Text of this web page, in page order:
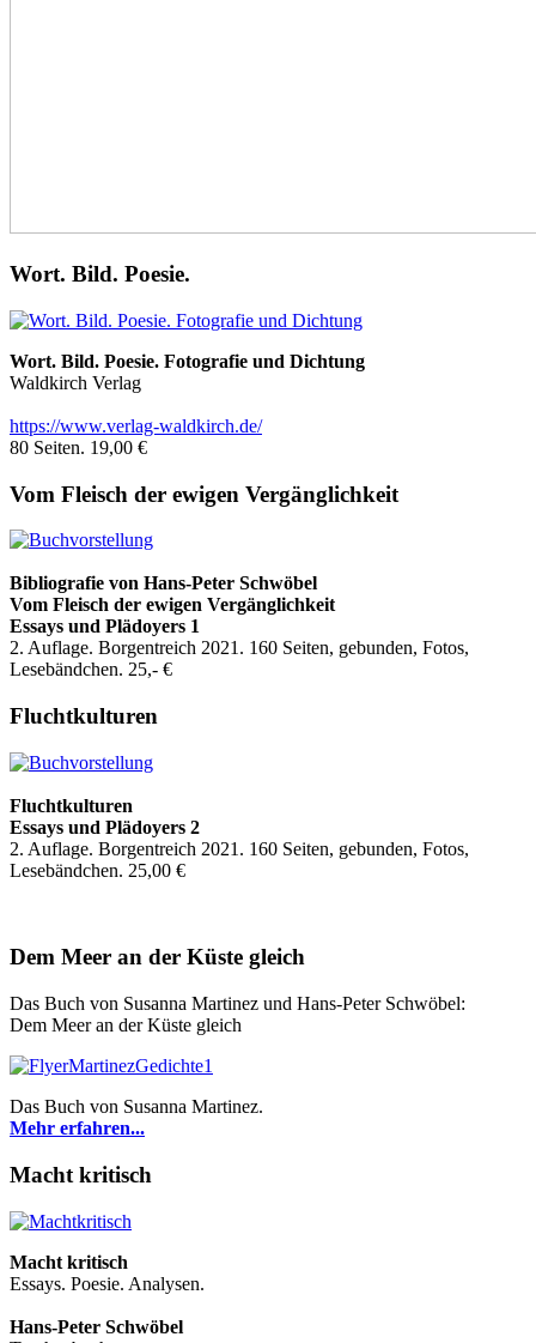
Wort. Bild. Poesie.
Wort. Bild. Poesie. Fotografie und Dichtung
Waldkirch Verlag
https://www.verlag-waldkirch.de/
80 Seiten. 19,00 €
Vom Fleisch der ewigen Vergänglichkeit
Bibliografie von Hans-Peter Schwöbel
Vom Fleisch der ewigen Vergänglichkeit
Essays und Plädoyers 1
2. Auflage. Borgentreich 2021. 160 Seiten, gebunden, Fotos,
Lesebändchen. 25,- €
Fluchtkulturen
Fluchtkulturen
Essays und Plädoyers 2
2. Auflage. Borgentreich 2021. 160 Seiten, gebunden, Fotos,
Lesebändchen. 25,00 €
Dem Meer an der Küste gleich
Das Buch von Susanna Martinez und Hans-Peter Schwöbel:
Dem Meer an der Küste gleich
Das Buch von Susanna Martinez.
Mehr erfahren...
Macht kritisch
Macht kritisch
Essays. Poesie. Analysen.
Hans-Peter Schwöbel